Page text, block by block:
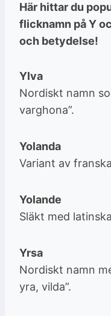
Här hittar du
flicknamn på Y
och betydelse!
Ylva
Nordiskt namn
varghona”.
Yolanda
Variant av
Yolande
Släkt med
Yrsa
Nordiskt namn
yra, vilda”.